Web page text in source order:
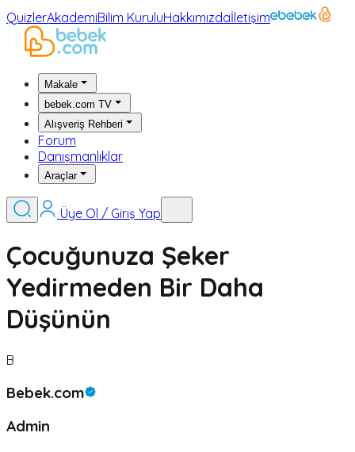
QuizlerAkademiBilim KuruluHakkımızdaİletişim
Makale
bebek.com TV
Alışveriş Rehberi
Forum
Danışmanlıklar
Araçlar
Üye Ol / Giriş Yap
Çocuğunuza Şeker
Yedirmeden Bir Daha
Düşünün
B
Bebek.com
Admin